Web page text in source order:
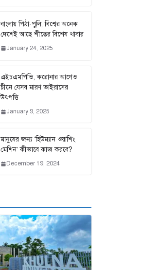
বাংলায় পিঠা-পুলি, বিশ্বের অনেক
দেশেই আছে শীতের বিশেষ খাবার
January 24, 2025
এইচএমপিভি, করোনার আগেও
চীনে যেসব মারণ ভাইরাসের
উৎপত্তি
January 9, 2025
মানুষের জন্য ‘হিউম্যান ওয়াশিং
মেশিন’ কীভাবে কাজ করবে?
December 19, 2024